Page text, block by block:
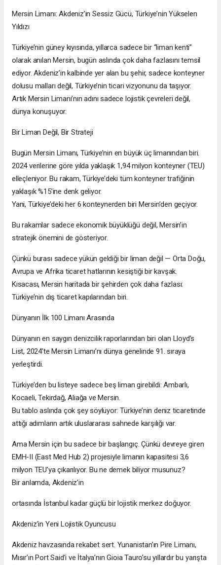
Mersin Limanı: Akdeniz’in Sessiz Gücü, Türkiye’nin Yükselen
Yıldızı
Türkiye’nin güney kıyısında, yıllarca sadece bir “liman kenti”
olarak anılan Mersin, bugün aslında çok daha fazlasını temsil
ediyor. Akdeniz’in kalbinde yer alan bu şehir, sadece konteyner
dolusu malları değil, Türkiye’nin ticari vizyonunu da taşıyor.
Artık Mersin Limanı’nın adını sadece lojistik çevreleri değil,
dünya konuşuyor.
Bir Liman Değil, Bir Strateji
Bugün Mersin Limanı, Türkiye’nin en büyük üç limanından biri.
2024 verilerine göre yılda yaklaşık 1,94 milyon konteyner (TEU)
elleçleniyor. Bu rakam, Türkiye’deki tüm konteyner trafiğinin
yaklaşık %15’ine denk geliyor.
Yani, Türkiye’deki her 6 konteynerden biri Mersin’den geçiyor.
Bu rakamlar sadece ekonomik büyüklüğü değil, Mersin’in
stratejik önemini de gösteriyor.
Çünkü burası sadece yükün geldiği bir liman değil — Orta Doğu,
Avrupa ve Afrika ticaret hatlarının kesiştiği bir kavşak.
Kısacası, Mersin haritada bir şehirden çok daha fazlası:
Türkiye’nin dış ticaret kapılarından biri.
Dünyanın İlk 100 Limanı Arasında
Dünyanın en saygın denizcilik raporlarından biri olan Lloyd’s
List, 2024’te Mersin Limanı’nı dünya genelinde 91. sıraya
yerleştirdi.
Türkiye’den bu listeye sadece beş liman girebildi: Ambarlı,
Kocaeli, Tekirdağ, Aliağa ve Mersin.
Bu tablo aslında çok şey söylüyor: Türkiye’nin deniz ticaretinde
attığı adımların artık uluslararası sahnede karşılığı var.
Ama Mersin için bu sadece bir başlangıç. Çünkü devreye giren
EMH-II (East Med Hub 2) projesiyle limanın kapasitesi 3,6
milyon TEU’ya çıkarılıyor. Bu ne demek biliyor musunuz?
Bir anlamda, Akdeniz’in
ortasında İstanbul kadar güçlü bir lojistik merkez doğuyor.
Akdeniz’in Yeni Lojistik Oyuncusu
Akdeniz havzasında rekabet sert. Yunanistan’ın Pire Limanı,
Mısır’ın Port Said’i ve İtalya’nın Gioia Tauro’su yıllardır bu yarışta